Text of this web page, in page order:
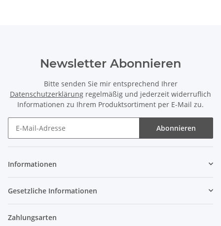
Newsletter Abonnieren
Bitte senden Sie mir entsprechend Ihrer
Datenschutzerklärung regelmäßig und jederzeit widerruflich
Informationen zu Ihrem Produktsortiment per E-Mail zu.
Abonnieren
Informationen
Gesetzliche Informationen
Zahlungsarten